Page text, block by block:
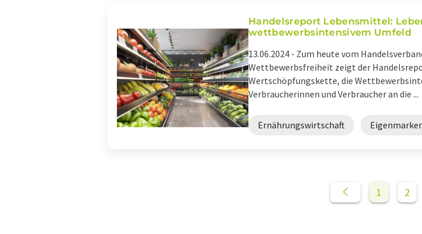
Handelsreport Lebensmittel:
wettbewerbsintensivem Umfeld
13.06.2024 - Zum heute vom
Wettbewerbsfreiheit zeigt der
Wertschöpfungskette, die
Verbraucherinnen und Verbraucher an die ...
Ernährungswirtschaft
1 2